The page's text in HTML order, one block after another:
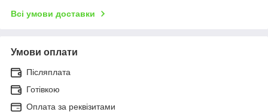
Всі умови доставки
Умови оплати
Післяплата
Готівкою
Оплата за реквізитами